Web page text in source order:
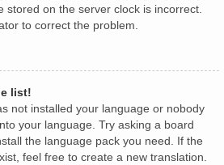
stored on the server clock is incorrect.
to correct the problem.
list!
not installed your language or nobody
your language. Try asking a board
the language pack you need. If the
feel free to create a new translation.